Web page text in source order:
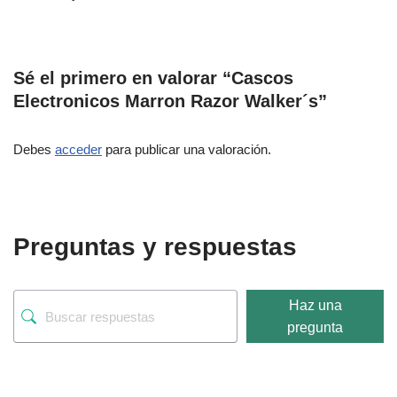
Sé el primero en valorar “Cascos
Electronicos Marron Razor Walker´s”
Debes acceder para publicar una valoración.
Preguntas y respuestas
Haz una
pregunta